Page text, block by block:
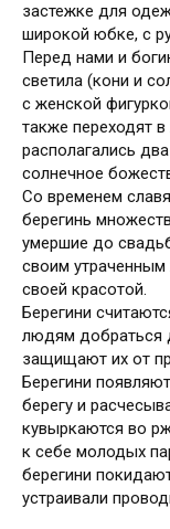
застежке для
широкой юбке, с
Перед нами и
светила (кони и
с женской
также переходят
располагались
солнечное
Со временем
берегинь
умершие до
своим
своей красотой.
Берегини
людям добраться
защищают их от
Берегини
берегу и
кувыркаются во
к себе молодых
берегини
устраивали